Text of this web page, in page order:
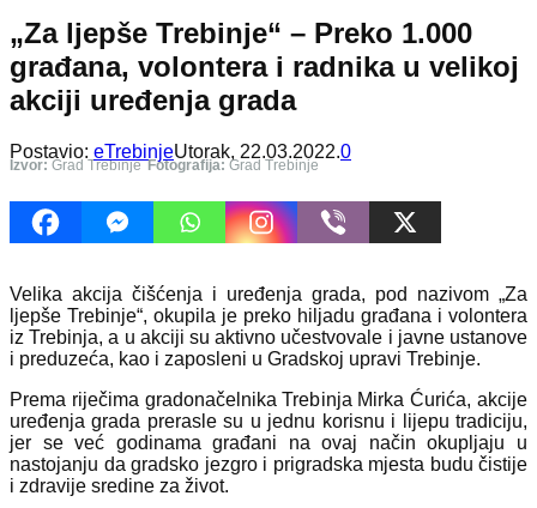
„Za ljepše Trebinje“ – Preko 1.000
građana, volontera i radnika u velikoj
akciji uređenja grada
Postavio: eTrebinjeUtorak, 22.03.2022.0
Izvor: Grad Trebinje Fotografija: Grad Trebinje
Velika akcija čišćenja i uređenja grada, pod nazivom „Za
ljepše Trebinje“, okupila je preko hiljadu građana i volontera
iz Trebinja, a u akciji su aktivno učestvovale i javne ustanove
i preduzeća, kao i zaposleni u Gradskoj upravi Trebinje.
Prema riječima gradonačelnika Trebinja Mirka Ćurića, akcije
uređenja grada prerasle su u jednu korisnu i lijepu tradiciju,
jer se već godinama građani na ovaj način okupljaju u
nastojanju da gradsko jezgro i prigradska mjesta budu čistije
i zdravije sredine za život.